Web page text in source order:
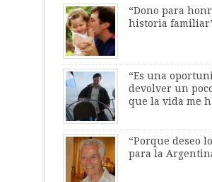
“Dono para
historia
“Es una
devolver un
que la vida me
“Porque deseo
para la